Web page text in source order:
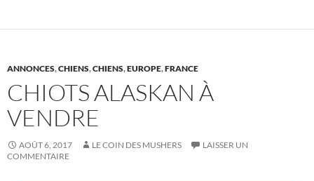
ANNONCES,CHIENS,CHIENS,EUROPE,FRANCE
CHIOTS ALASKAN À
VENDRE
AOÛT 6, 2017 LE COIN DES MUSHERS
LAISSER UN
COMMENTAIRE